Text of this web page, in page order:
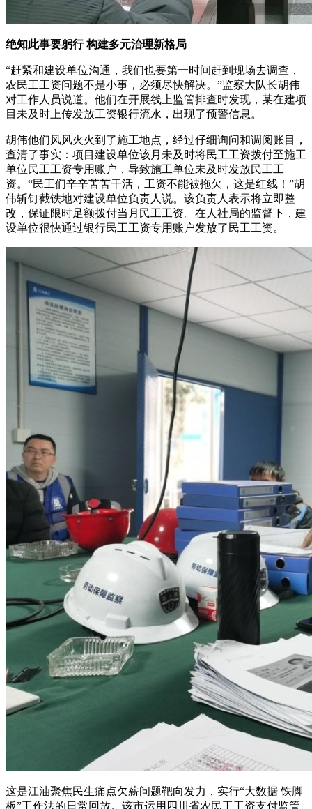
绝知此事要躬行 构建多元治理新格局
“赶紧和建设单位沟通，我们也要第一时间赶到现场去调查，
农民工工资问题不是小事，必须尽快解决。”监察大队长胡伟
对工作人员说道。他们在开展线上监管排查时发现，某在建项
目未及时上传发放工资银行流水，出现了预警信息。
胡伟他们风风火火到了施工地点，经过仔细询问和调阅账目，
查清了事实：项目建设单位该月未及时将民工工资拨付至施工
单位民工工资专用账户，导致施工单位未及时发放民工工
资。“民工们辛辛苦苦干活，工资不能被拖欠，这是红线！”胡
伟斩钉截铁地对建设单位负责人说。该负责人表示将立即整
改，保证限时足额拨付当月民工工资。在人社局的监督下，建
设单位很快通过银行民工工资专用账户发放了民工工资。
这是江油聚焦民生痛点欠薪问题靶向发力，实行“大数据 铁脚
板”工作法的日常回放。该市运用四川省农民工工资支付监管